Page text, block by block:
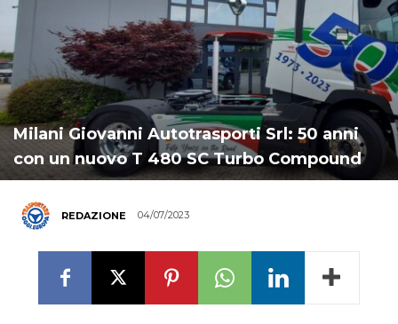
Milani Giovanni Autotrasporti Srl: 50 anni
con un nuovo T 480 SC Turbo Compound
REDAZIONE 04/07/2023